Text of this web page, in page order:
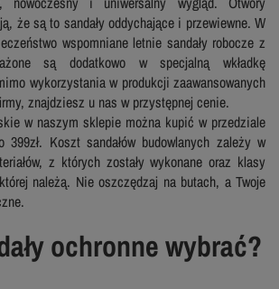
że są to sandały oddychające i przewiewne. W
wspomniane letnie sandały robocze z
są dodatkowo w specjalną wkładkę
wykorzystania w produkcji zaawansowanych
znajdziesz u nas w przystępnej cenie.
w naszym sklepie można kupić w przedziale
399zł. Koszt sandałów budowlanych zależy w
z których zostały wykonane oraz klasy
należą. Nie oszczędzaj na butach, a Twoje
ochronne wybrać?